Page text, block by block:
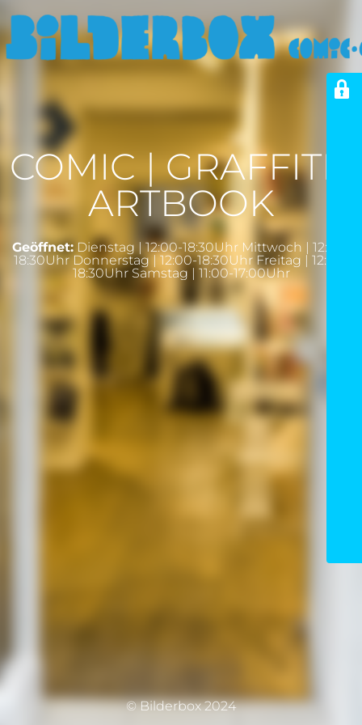
COMIC | GRAFFITI |
ARTBOOK
Geöffnet: Dienstag | 12:00-18:30Uhr Mittwoch | 12:00-
18:30Uhr Donnerstag | 12:00-18:30Uhr Freitag | 12:00-
18:30Uhr Samstag | 11:00-17:00Uhr
© Bilderbox 2024